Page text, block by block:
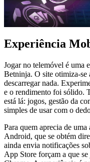
Experiência
Jogar no telemóvel é uma
Betninja. O site otimiza-se
descarregar nada.
e o rendimento foi sólido.
está lá: jogos, gestão da
simples de usar com o
Para quem aprecia de
Android, que se obtém
ainda envia notificações
App Store forçam a que